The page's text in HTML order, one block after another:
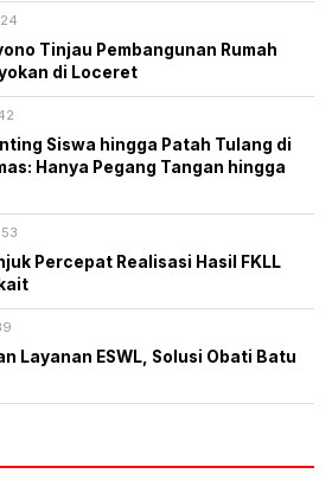
Tinjau Pembangunan Rumah
di Loceret
Siswa hingga Patah Tulang di
Hanya Pegang Tangan hingga
Percepat Realisasi Hasil FKLL
Layanan ESWL, Solusi Obati Batu